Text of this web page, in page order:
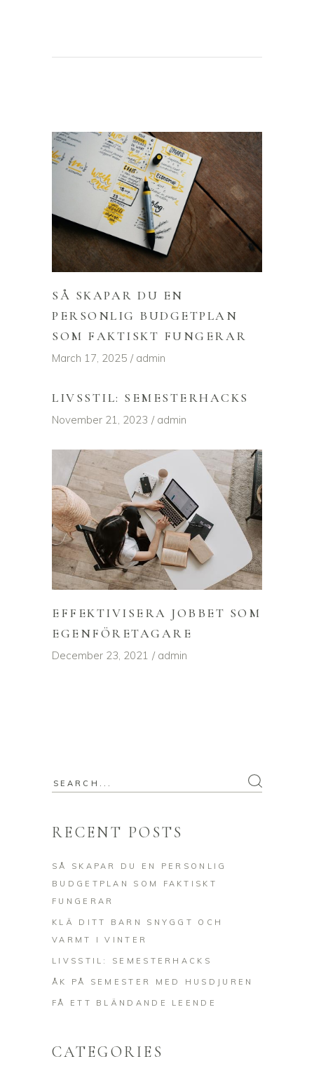
SÅ SKAPAR DU EN
PERSONLIG BUDGETPLAN
SOM FAKTISKT FUNGERAR
March 17, 2025 admin
LIVSSTIL: SEMESTERHACKS
November 21, 2023 admin
EFFEKTIVISERA JOBBET SOM
EGENFÖRETAGARE
December 23, 2021 admin
Search
RECENT POSTS
SÅ SKAPAR DU EN PERSONLIG
BUDGETPLAN SOM FAKTISKT
FUNGERAR
KLÄ DITT BARN SNYGGT OCH
VARMT I VINTER
LIVSSTIL: SEMESTERHACKS
ÅK PÅ SEMESTER MED HUSDJUREN
FÅ ETT BLÄNDANDE LEENDE
CATEGORIES